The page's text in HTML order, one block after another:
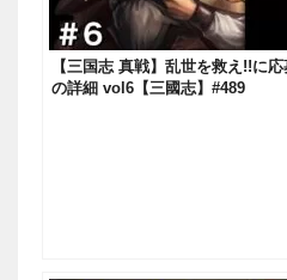
【三国志 真戦】乱世を救え!!に
の詳細 vol6【三國志】#489